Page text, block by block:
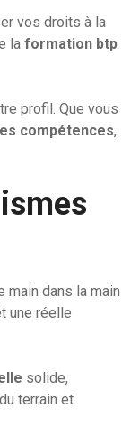
vos droits à la
la formation btp
profil. Que vous
compétences,
main dans la main
une réelle
solide,
terrain et